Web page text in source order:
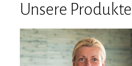
Unsere Produkte